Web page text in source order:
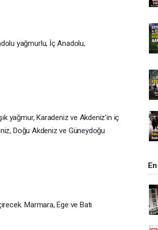
yağmurlu, İç Anadolu,
yağmur, Karadeniz ve Akdeniz'in iç
Doğu Akdeniz ve Güneydoğu
Marmara, Ege ve Batı